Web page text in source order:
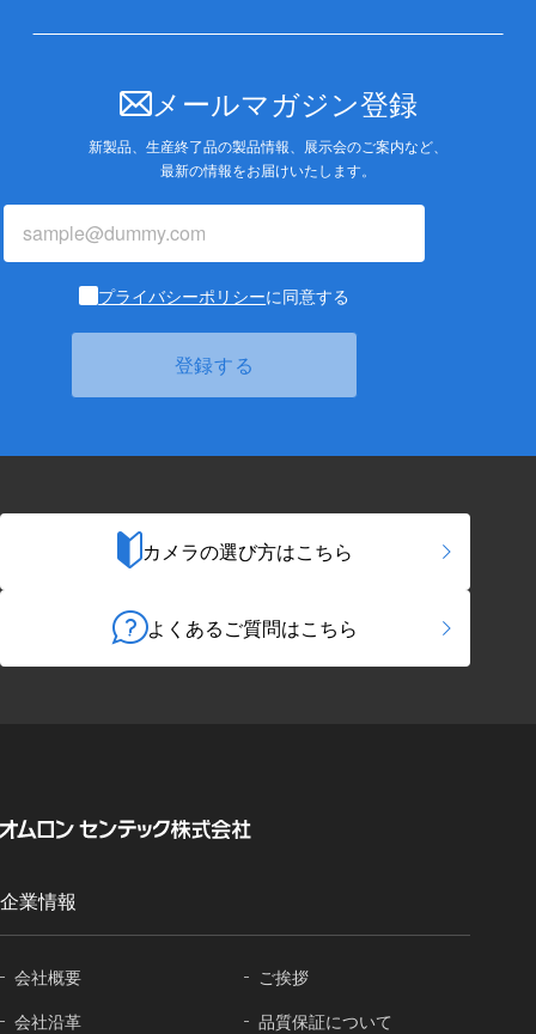
メールマガジン登録
新製品、生産終了品の製品情報、展示会のご案内など、
最新の情報をお届けいたします。
プライバシーポリシーに同意する
カメラの選び方はこちら
よくあるご質問はこちら
企業情報
会社概要
ご挨拶
会社沿革
品質保証について